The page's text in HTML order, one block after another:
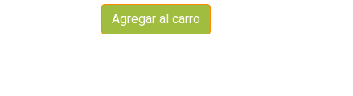
Agregar al carro